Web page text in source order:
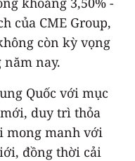
của CME Group,
còn kỳ vọng
năm nay.
Quốc với mục
duy trì thỏa
mong manh với
đồng thời cải